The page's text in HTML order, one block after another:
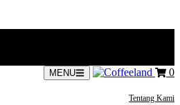
MENU 0
Tentang Kami